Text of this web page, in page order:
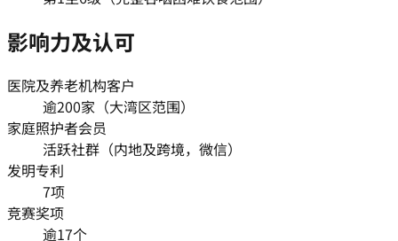
影响力及认可
医院及养老机构客户
逾200家（大湾区范围）
家庭照护者会员
活跃社群（内地及跨境，微信）
发明专利
7项
竞赛奖项
逾17个